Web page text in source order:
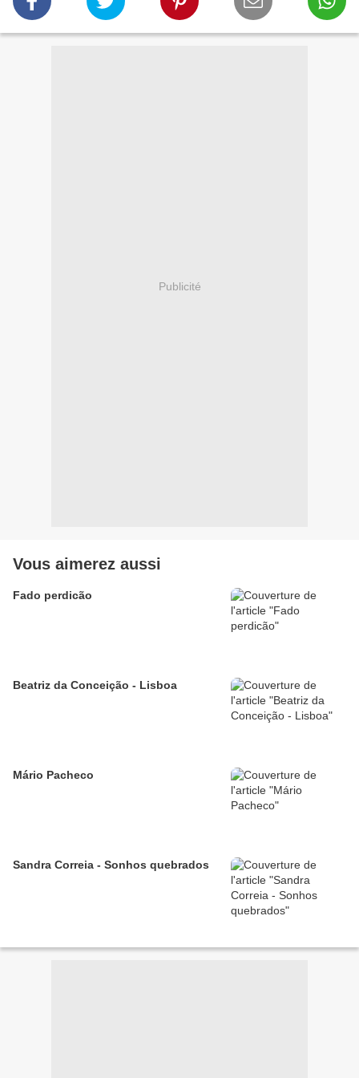
Publicité
Vous aimerez aussi
Fado perdicão
Beatriz da Conceição - Lisboa
Mário Pacheco
Sandra Correia - Sonhos quebrados